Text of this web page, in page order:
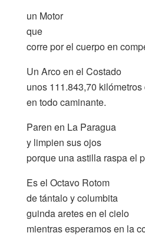
un Motor
que
corre por el cuerpo en
Un Arco en el Costado
unos 111.843,70
en todo caminante.
Paren en La Paragua
y limpien sus ojos
porque una astilla raspa el
Es el Octavo Rotom
de tántalo y columbita
guinda aretes en el cielo
mientras esperamos en la